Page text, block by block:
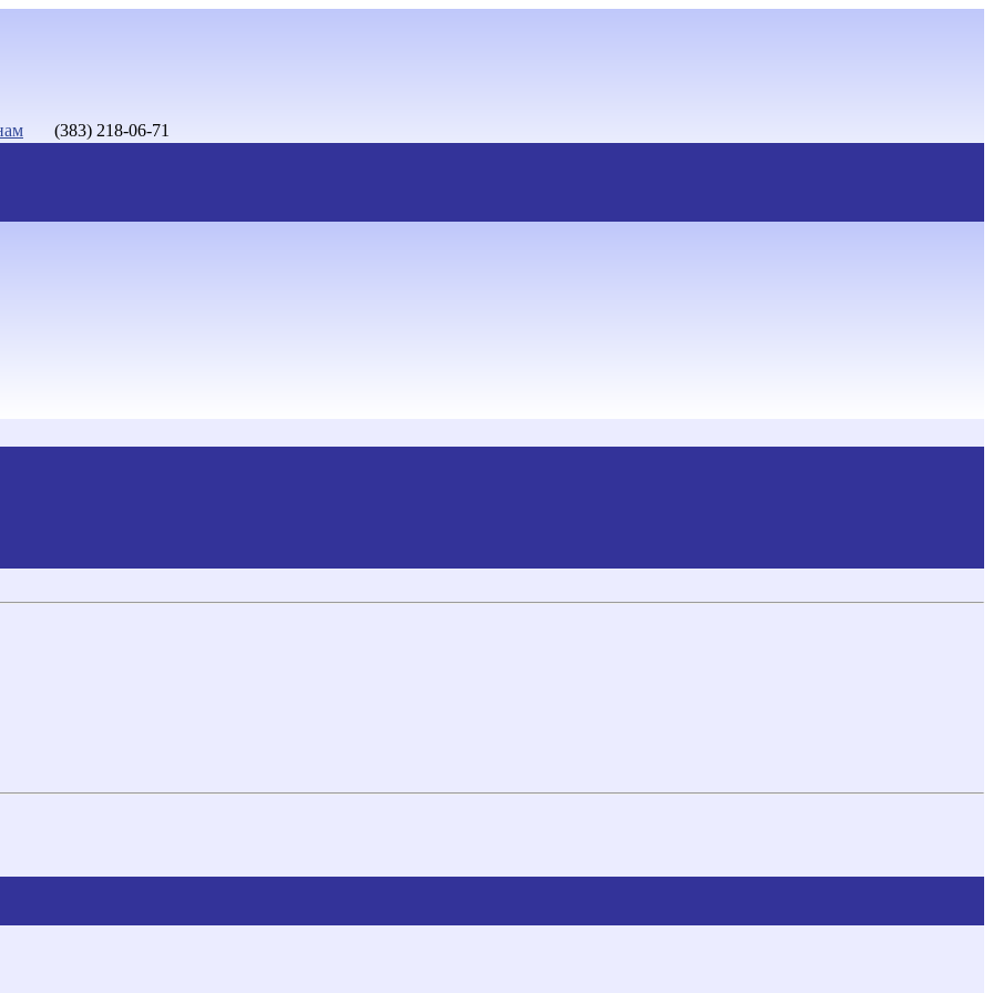
(383) 218-06-71